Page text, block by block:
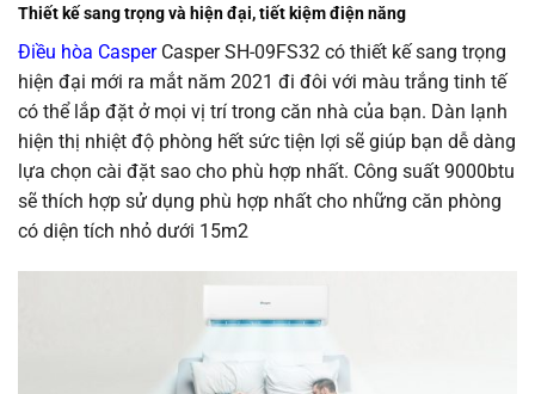
Thiết kế sang trọng và hiện đại, tiết kiệm điện năng
Điều hòa CasperCasper SH-09FS32 có thiết kế sang trọng
hiện đại mới ra mắt năm 2021 đi đôi với màu trắng tinh tế
có thể lắp đặt ở mọi vị trí trong căn nhà của bạn. Dàn lạnh
hiện thị nhiệt độ phòng hết sức tiện lợi sẽ giúp bạn dễ dàng
lựa chọn cài đặt sao cho phù hợp nhất. Công suất 9000btu
sẽ thích hợp sử dụng phù hợp nhất cho những căn phòng
có diện tích nhỏ dưới 15m2